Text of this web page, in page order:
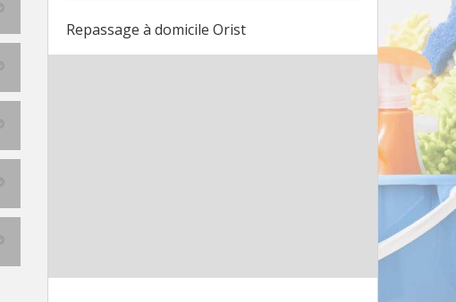
Repassage à domicile Orist